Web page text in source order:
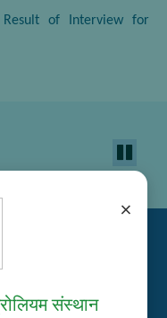
×
संस्थान
of Interview for